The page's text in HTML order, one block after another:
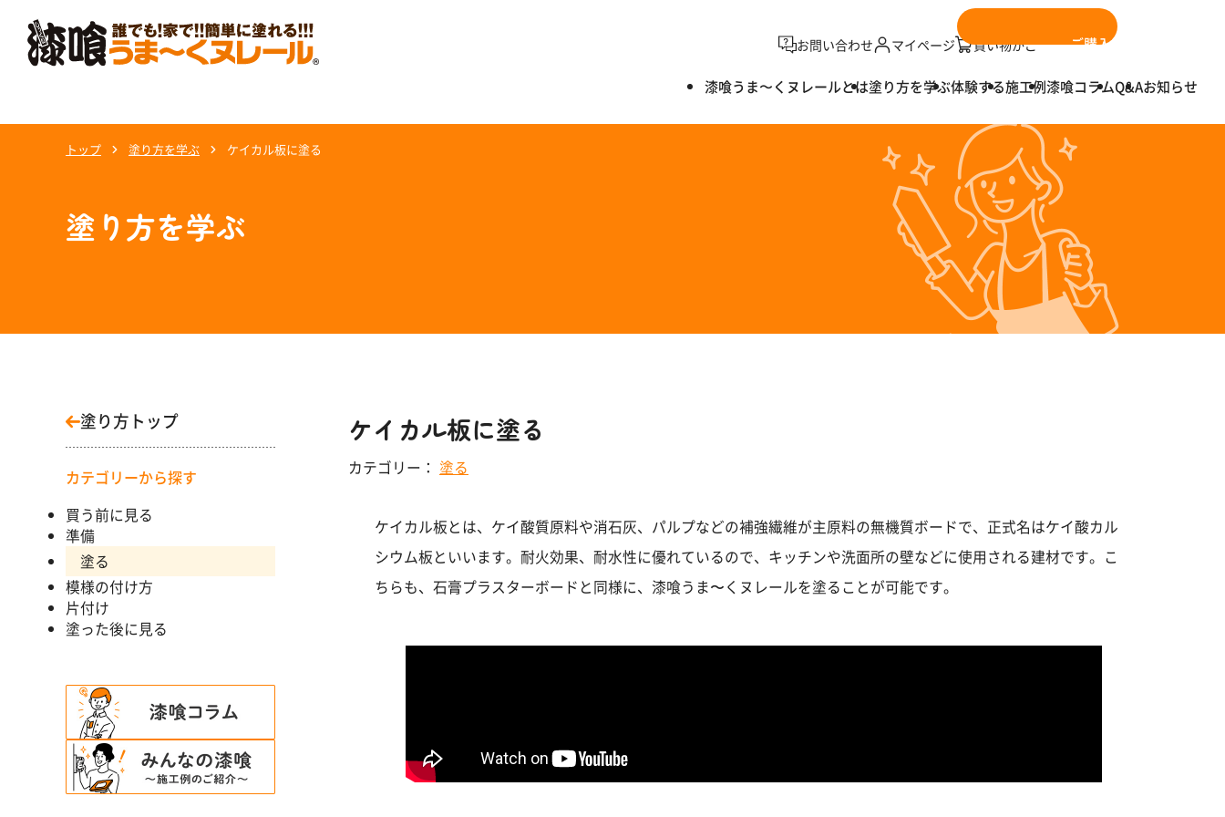
お問い合わせ マイページ 買い物かご ご購入はこちら
漆喰うま〜くヌレールとは塗り方を学ぶ体験する施工例漆喰コラムQ&Aお知らせ
トップ 塗り方を学ぶ ケイカル板に塗る
塗り方を学ぶ
塗り方トップ
カテゴリーから探す
買う前に見る
準備
塗る
模様の付け方
片付け
塗った後に見る
ケイカル板に塗る
カテゴリー： 塗る
ケイカル板とは、ケイ酸質原料や消石灰、パルプなどの補強繊維が主原料の無機質ボードで、正式名はケイ酸カル
シウム板といいます。耐火効果、耐水性に優れているので、キッチンや洗面所の壁などに使用される建材です。こ
ちらも、石膏プラスターボードと同様に、漆喰うま〜くヌレールを塗ることが可能です。